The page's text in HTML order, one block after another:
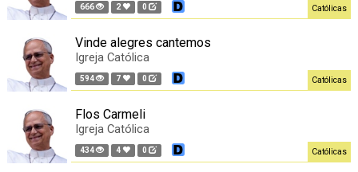
666 2 0 Católicas
Vinde alegres cantemos
Igreja Católica
594 7 0 Católicas
Flos Carmeli
Igreja Católica
434 4 0 Católicas